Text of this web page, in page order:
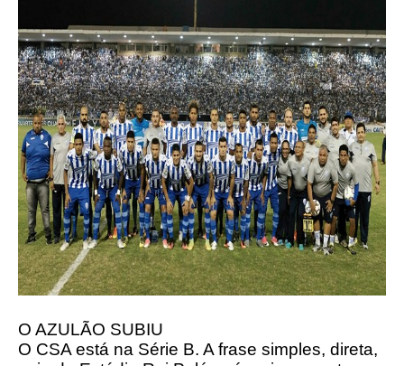
O AZULÃO SUBIU
O CSA está na Série B. A frase simples, direta,